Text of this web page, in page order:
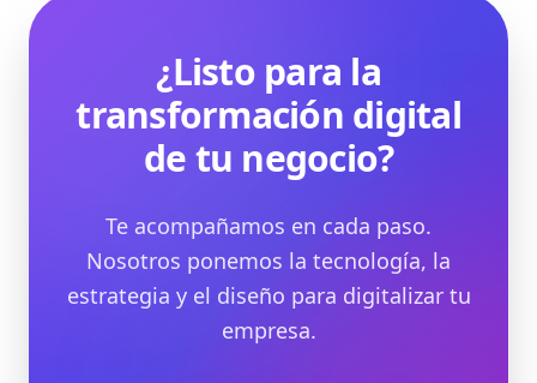
¿Listo para la
transformación digital
de tu negocio?
Te acompañamos en cada paso.
Nosotros ponemos la tecnología, la
estrategia y el diseño para digitalizar tu
empresa.